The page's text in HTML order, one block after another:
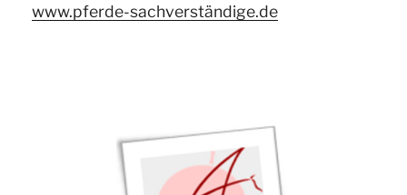
www.pferde-sachverständige.de